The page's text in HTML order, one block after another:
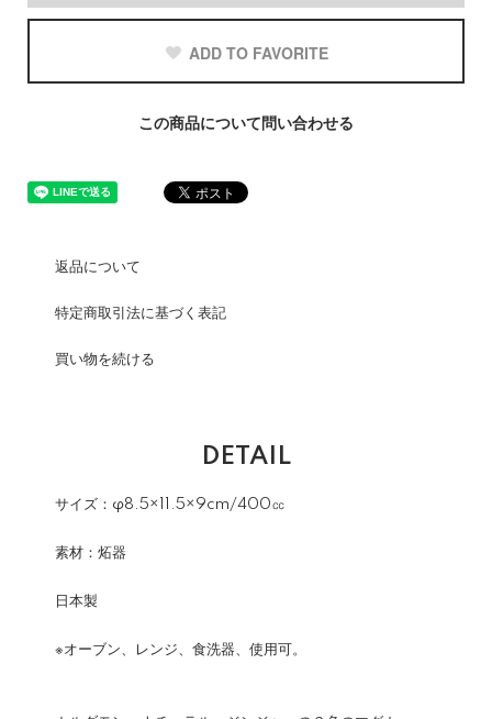
ADD TO FAVORITE
この商品について問い合わせる
返品について
特定商取引法に基づく表記
買い物を続ける
DETAIL
サイズ：φ8.5×11.5×9cm/400㏄
素材：炻器
日本製
※オーブン、レンジ、食洗器、使用可。